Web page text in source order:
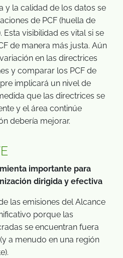
y la calidad de los datos se
de PCF (huella de
visibilidad es vital si se
de manera más justa. Aún
en las directrices
y comparar los PCF de
implicará un nivel de
que las directrices se
y el área continúe
debería mejorar.
importante para
dirigida y efectiva
las emisiones del Alcance
porque las
se encuentran fuera
a menudo en una región